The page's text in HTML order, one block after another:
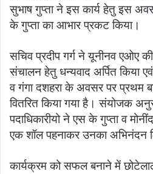
सुभाष गुप्ता ने इस कार्य हेतु इस
के गुप्ता का आभार प्रकट किया।
सचिव प्रदीप गर्ग ने यूनीनव एओए
संचालन हेतु धन्यवाद अर्पित किया
व गंगा दशहरा के अवसर पर प्रथम
वितरित किया गया है। संयोजक
पदाधिकारीयो ने एस के गुप्ता व
एक शॉल पहनाकर उनका अभिनंदन
कार्यक्रम को सफल बनाने में